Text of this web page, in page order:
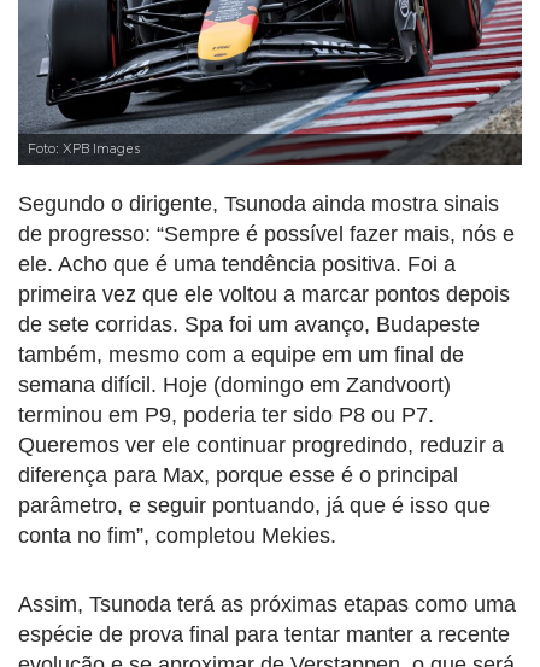
Foto: XPB Images
Segundo o dirigente, Tsunoda ainda mostra sinais
de progresso: “Sempre é possível fazer mais, nós e
ele. Acho que é uma tendência positiva. Foi a
primeira vez que ele voltou a marcar pontos depois
de sete corridas. Spa foi um avanço, Budapeste
também, mesmo com a equipe em um final de
semana difícil. Hoje (domingo em Zandvoort)
terminou em P9, poderia ter sido P8 ou P7.
Queremos ver ele continuar progredindo, reduzir a
diferença para Max, porque esse é o principal
parâmetro, e seguir pontuando, já que é isso que
conta no fim”, completou Mekies.
Assim, Tsunoda terá as próximas etapas como uma
espécie de prova final para tentar manter a recente